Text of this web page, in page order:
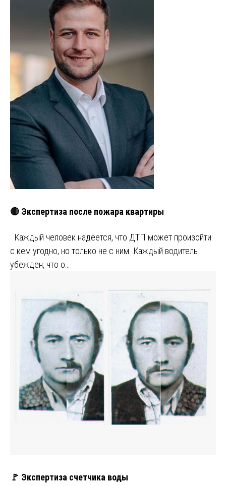
🔴 Экспертиза после пожара квартиры
Каждый человек надеется, что ДТП может произойти
с кем угодно, но только не с ним. Каждый водитель
убежден, что о…
🚩 Экспертиза счетчика воды